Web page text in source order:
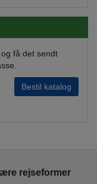
få det sendt
Bestil katalog
rejseformer